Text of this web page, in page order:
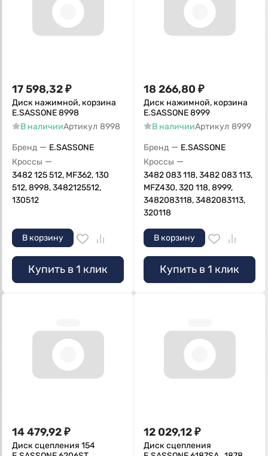
17 598,32₽
Диск нажимной, корзина
E.SASSONE 8998
В наличииАртикул 8998
Бренд — E.SASSONE
Кроссы —
3482 125 512, MF362, 130
512, 8998, 3482125512,
130512
В корзину
Купить в 1 клик
18 266,80 ₽
Диск нажимной, корзина
E.SASSONE 8999
В наличииАртикул 8999
Бренд — E.SASSONE
Кроссы —
3482 083 118, 3482 083 113,
MFZ430, 320 118, 8999,
3482083118, 3482083113,
320118
В корзину
Купить в 1 клик
14 479,92₽
Диск сцепления 154
12 029,12₽
Диск сцепления